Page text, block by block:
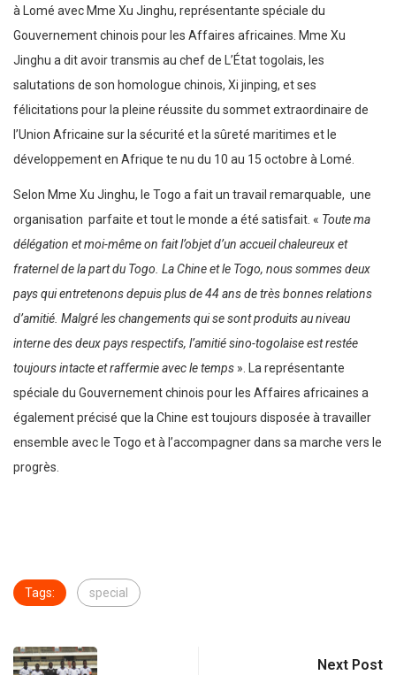
à Lomé avec Mme Xu Jinghu, représentante spéciale du
Gouvernement chinois pour les Affaires africaines. Mme Xu
Jinghu a dit avoir transmis au chef de L’État togolais, les
salutations de son homologue chinois, Xi jinping, et ses
félicitations pour la pleine réussite du sommet extraordinaire de
l’Union Africaine sur la sécurité et la sûreté maritimes et le
développement en Afrique te nu du 10 au 15 octobre à Lomé.
Selon Mme Xu Jinghu, le Togo a fait un travail remarquable, une
organisation parfaite et tout le monde a été satisfait. « Toute ma
délégation et moi-même on fait l’objet d’un accueil chaleureux et
fraternel de la part du Togo. La Chine et le Togo, nous sommes deux
pays qui entretenons depuis plus de 44 ans de très bonnes relations
d’amitié. Malgré les changements qui se sont produits au niveau
interne des deux pays respectifs, l’amitié sino-togolaise est restée
toujours intacte et raffermie avec le temps ». La représentante
spéciale du Gouvernement chinois pour les Affaires africaines a
également précisé que la Chine est toujours disposée à travailler
ensemble avec le Togo et à l’accompagner dans sa marche vers le
progrès.
Tags: special
Next Post